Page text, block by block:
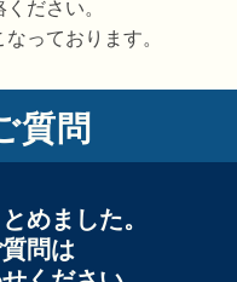
ださい。
っております。
質問
めました。
問は